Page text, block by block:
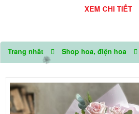
XEM CHI TIẾT
Trang nhất Shop hoa, điện hoa